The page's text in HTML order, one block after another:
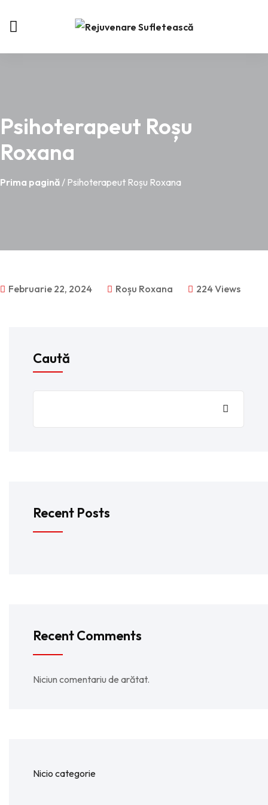
Psihoterapeut Roșu
Roxana
Prima pagină / Psihoterapeut Roșu Roxana
Februarie 22, 2024 Roșu Roxana 224 Views
Caută
Recent Posts
Recent Comments
Niciun comentariu de arătat.
Nicio categorie